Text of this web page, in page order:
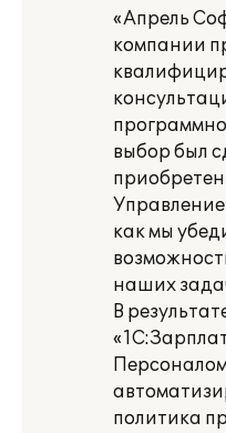
«Апрель
компании
выбор был
как мы
наших
В
политика